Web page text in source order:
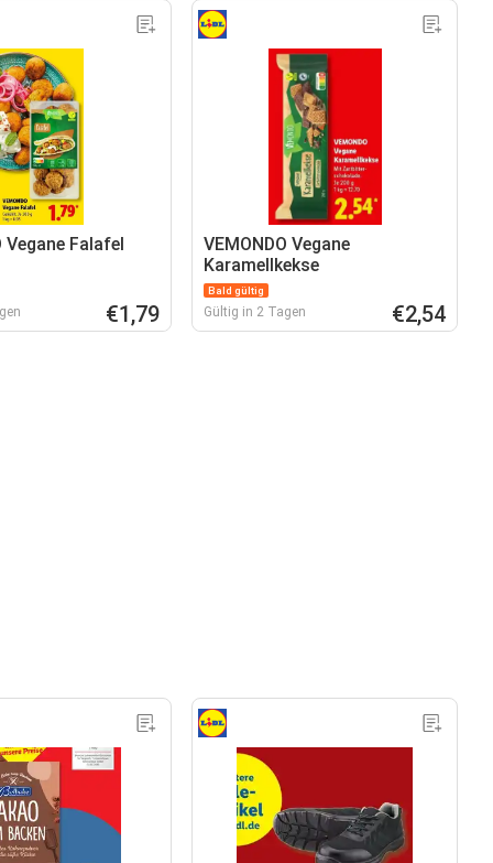
Vegane Falafel
€1,79
VEMONDO Vegane
Karamellkekse
Bald gültig
Gültig in 2 Tagen €2,54